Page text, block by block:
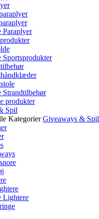
Paraplyer
Sportsprodukter
Strandtilbehør
produkter
Spil
Kategorier Giveaways & Spil
Lightere